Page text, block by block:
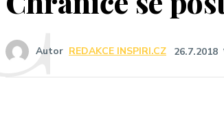
Autor REDAKCE INSPIRI.CZ 26.7.2018